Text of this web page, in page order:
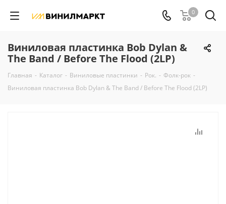
0
Виниловая пластинка Bob Dylan &
The Band / Before The Flood (2LP)
Главная - Каталог - Виниловые пластинки - Рок. - Фолк-рок -
Виниловая пластинка Bob Dylan & The Band / Before The Flood (2LP)